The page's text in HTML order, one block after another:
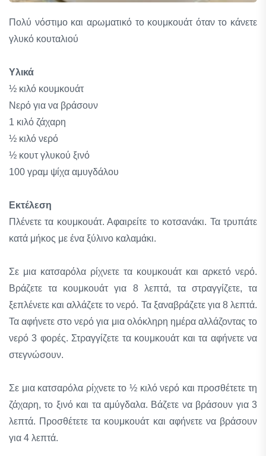
Πολύ νόστιμο και αρωματικό το κουμκουάτ όταν το κάνετε
γλυκό κουταλιού
Υλικά
½ κιλό κουμκουάτ
Νερό για να βράσουν
1 κιλό ζάχαρη
½ κιλό νερό
½ κουτ γλυκού ξινό
100 γραμ ψίχα αμυγδάλου
Εκτέλεση
Πλένετε τα κουμκουάτ. Αφαιρείτε το κοτσανάκι. Τα τρυπάτε
κατά μήκος με ένα ξύλινο καλαμάκι.
Σε μια κατσαρόλα ρίχνετε τα κουμκουάτ και αρκετό νερό.
Βράζετε τα κουμκουάτ για 8 λεπτά, τα στραγγίζετε, τα
ξεπλένετε και αλλάζετε το νερό. Τα ξαναβράζετε για 8 λεπτά.
Τα αφήνετε στο νερό για μια ολόκληρη ημέρα αλλάζοντας το
νερό 3 φορές. Στραγγίζετε τα κουμκουάτ και τα αφήνετε να
στεγνώσουν.
Σε μια κατσαρόλα ρίχνετε το ½ κιλό νερό και προσθέτετε τη
ζάχαρη, το ξινό και τα αμύγδαλα. Βάζετε να βράσουν για 3
λεπτά. Προσθέτετε τα κουμκουάτ και αφήνετε να βράσουν
για 4 λεπτά.